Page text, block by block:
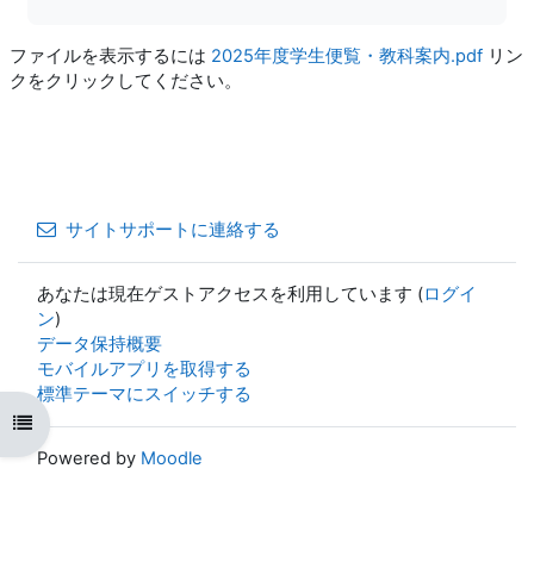
コースインデックスを開く
ファイルを表示するには 2025年度学生便覧・教科案内.pdf リン
クをクリックしてください。
サイトサポートに連絡する
あなたは現在ゲストアクセスを利用しています (ログイ
ン)
データ保持概要
モバイルアプリを取得する
標準テーマにスイッチする
Powered by Moodle